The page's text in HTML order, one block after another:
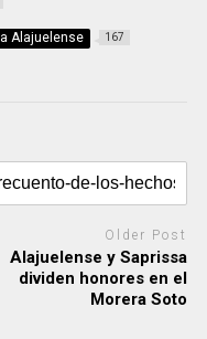
Alajuelense 167
Older Post
Alajuelense y Saprissa
dividen honores en el
Morera Soto